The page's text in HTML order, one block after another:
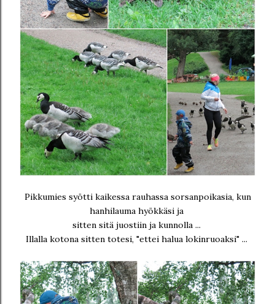
Pikkumies syötti kaikessa rauhassa sorsanpoikasia, kun
hanhilauma hyökkäsi ja
sitten sitä juostiin ja kunnolla ...
Illalla kotona sitten totesi, "ettei halua lokinruoaksi" ...